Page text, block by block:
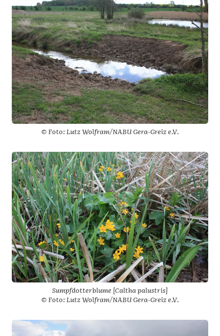
© Foto: Lutz Wolfram/NABU Gera-Greiz e.V.
Sumpfdotterblume [Caltha palustris]
© Foto: Lutz Wolfram/NABU Gera-Greiz e.V.